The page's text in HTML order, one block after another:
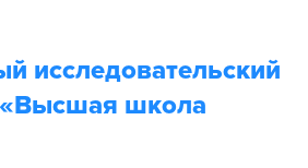
исследовательский
«Высшая школа